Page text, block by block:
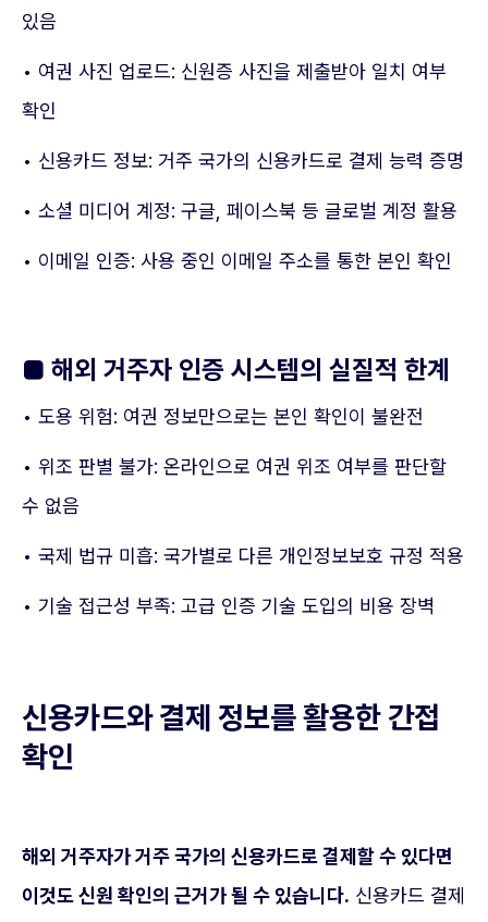
있음
• 여권 사진 업로드: 신원증 사진을 제출받아 일치 여부
확인
• 신용카드 정보: 거주 국가의 신용카드로 결제 능력 증명
• 소셜 미디어 계정: 구글, 페이스북 등 글로벌 계정 활용
• 이메일 인증: 사용 중인 이메일 주소를 통한 본인 확인
■ 해외 거주자 인증 시스템의 실질적 한계
• 도용 위험: 여권 정보만으로는 본인 확인이 불완전
• 위조 판별 불가: 온라인으로 여권 위조 여부를 판단할
수 없음
• 국제 법규 미흡: 국가별로 다른 개인정보보호 규정 적용
• 기술 접근성 부족: 고급 인증 기술 도입의 비용 장벽
신용카드와 결제 정보를 활용한 간접
확인
해외 거주자가 거주 국가의 신용카드로 결제할 수 있다면
이것도 신원 확인의 근거가 될 수 있습니다. 신용카드 결제